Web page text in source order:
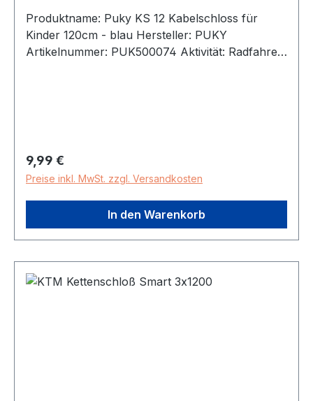
Produktname: Puky KS 12 Kabelschloss für
Kinder 120cm - blau Hersteller: PUKY
Artikelnummer: PUK500074 Aktivität: Radfahren
4015731094330 Herstellerseite:
http://www.puky.de
Regulärer Preis:
9,99 €
Preise inkl. MwSt. zzgl. Versandkosten
In den Warenkorb